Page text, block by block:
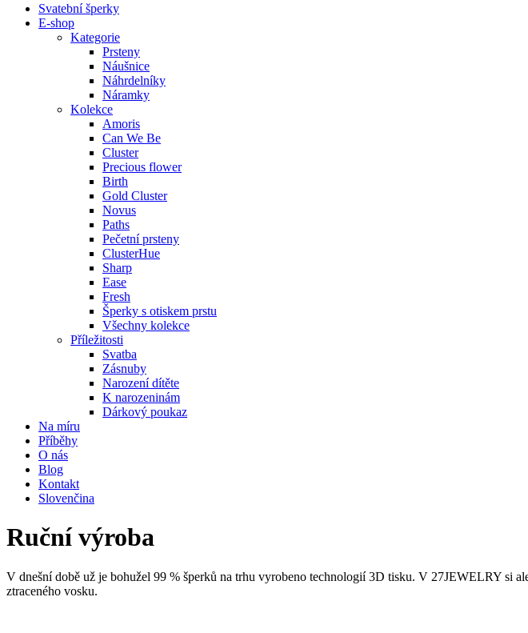
Svatební šperky
E-shop
Kategorie
Prsteny
Náušnice
Náhrdelníky
Náramky
Kolekce
Amoris
Can We Be
Cluster
Precious flower
Birth
Gold Cluster
Novus
Paths
Pečetní prsteny
ClusterHue
Sharp
Ease
Fresh
Šperky s otiskem prstu
Všechny kolekce
Příležitosti
Svatba
Zásnuby
Narození dítěte
K narozeninám
Dárkový poukaz
Na míru
Příběhy
O nás
Blog
Kontakt
Slovenčina
Ruční výroba
V dnešní době už je bohužel 99 % šperků na trhu vyrobeno technologií 3D tisku. V 27JEWELRY si
ztraceného vosku.